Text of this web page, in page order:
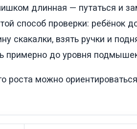
длинная — путаться и
способ проверки: ребёнок
скакалки, взять ручки и
примерно до уровня
роста можно